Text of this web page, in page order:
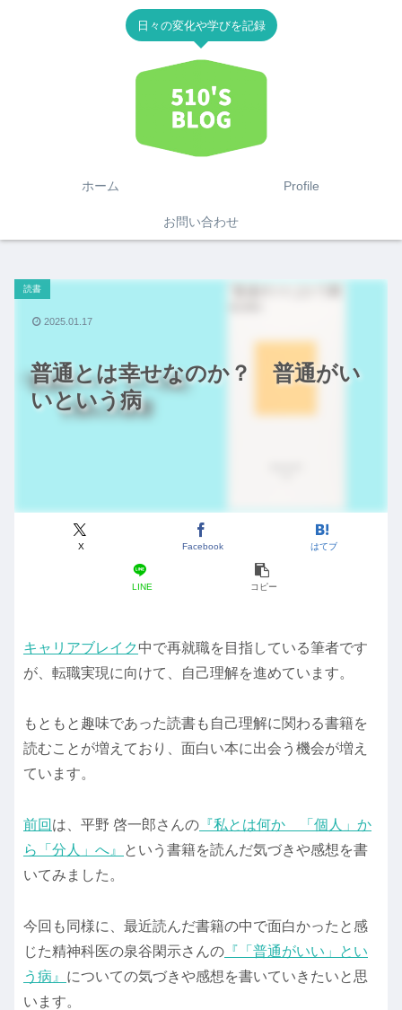
日々の変化や学びを記録
ホーム Profile
お問い合わせ
普通とは幸せなのか？ 普通がい
いという病
読書
X Facebook はてブ
LINE コピー
2025.01.17
キャリアブレイク 中で再就職を目指している筆者です
が、転職実現に向けて、自己理解を進めています。
もともと趣味であった読書も自己理解に関わる書籍を
読むことが増えており、面白い本に出会う機会が増え
ています。
前回 は、平野 啓一郎さんの 『私とは何か 「個人」か
ら「分人」へ』
という書籍を読んだ気づきや感想を書
いてみました。
今回も同様に、最近読んだ書籍の中で面白かったと感
じた精神科医の泉谷閑示さんの 『「普通がいい」とい
う病』 についての気づきや感想を書いていきたいと思
います。